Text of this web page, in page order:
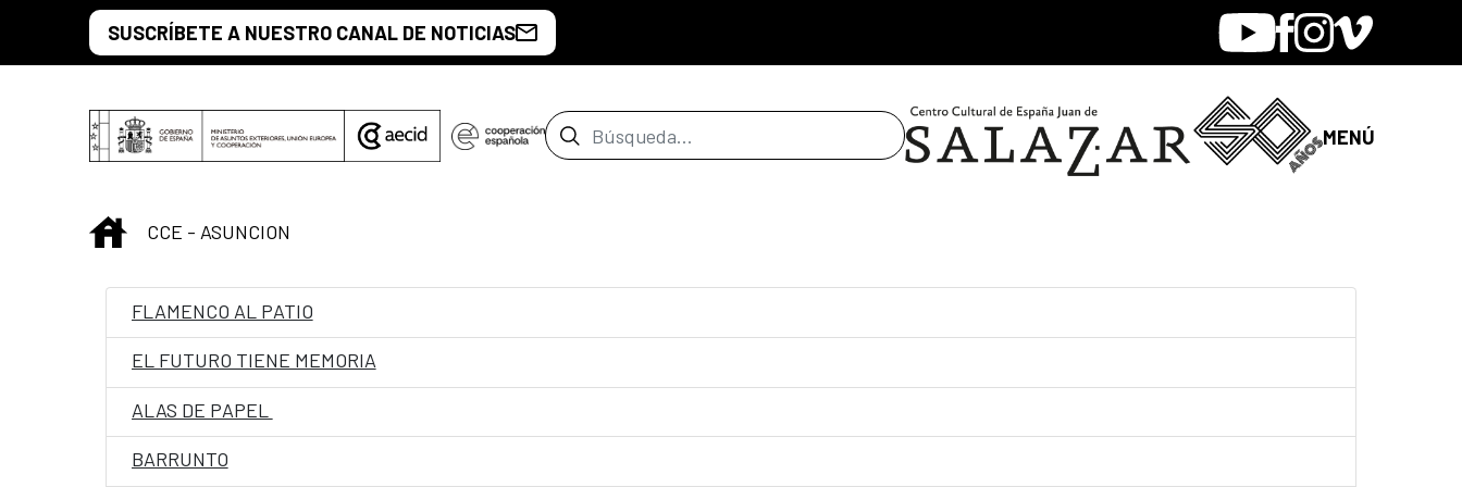
Saltar al contenido principal
SUSCRÍBETE A NUESTRO CANAL DE NOTICIAS YoutubeFacebook
Instagram
Vimeo
Barra de búsqueda MENÚ
INICIO
CCE - ASUNCION
FLAMENCO AL PATIO
EL FUTURO TIENE MEMORIA
ALAS DE PAPEL
BARRUNTO